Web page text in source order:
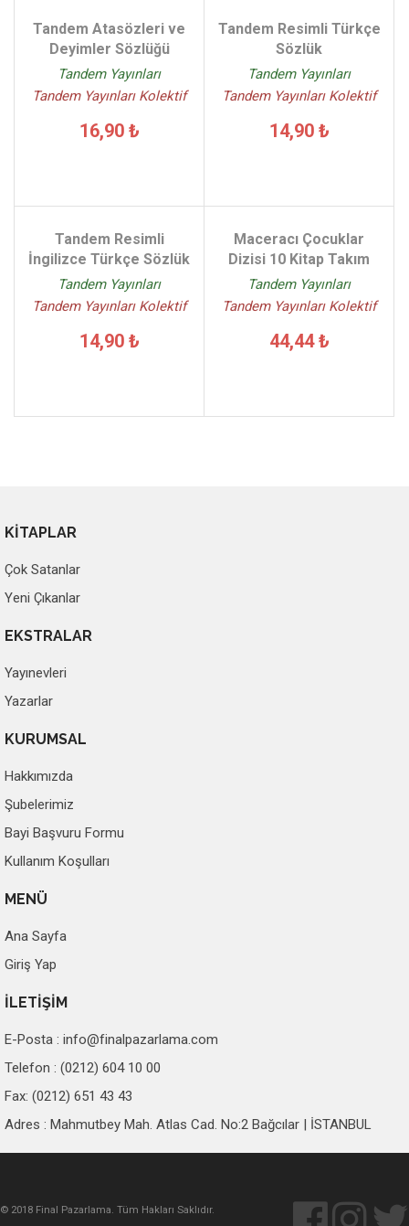
Tandem Atasözleri ve
Deyimler Sözlüğü
Tandem Yayınları
Tandem Yayınları Kolektif
16,90 ₺
Tandem Resimli Türkçe
Sözlük
Tandem Yayınları
Tandem Yayınları Kolektif
14,90 ₺
Tandem Resimli
İngilizce Türkçe Sözlük
Tandem Yayınları
Tandem Yayınları Kolektif
14,90 ₺
Maceracı Çocuklar
Dizisi 10 Kitap Takım
Tandem Yayınları
Tandem Yayınları Kolektif
44,44 ₺
KİTAPLAR
Çok Satanlar
Yeni Çıkanlar
EKSTRALAR
Yayınevleri
Yazarlar
KURUMSAL
Hakkımızda
Şubelerimiz
Bayi Başvuru Formu
Kullanım Koşulları
MENÜ
Ana Sayfa
Giriş Yap
İLETİŞİM
E-Posta : info@finalpazarlama.com
Telefon : (0212) 604 10 00
Fax: (0212) 651 43 43
Adres : Mahmutbey Mah. Atlas Cad. No:2 Bağcılar | İSTANBUL
© 2018 Final Pazarlama. Tüm Hakları Saklıdır.